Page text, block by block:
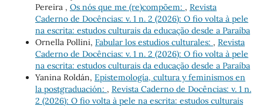
Pereira , Os nós que me (re)compõem: , Revista
Caderno de Docências: v. 1 n. 2 (2026): O fio volta à pele
na escrita: estudos culturais da educação desde a Paraíba
Ornella Pollini, Fabular los estudios culturales: , Revista
Caderno de Docências: v. 1 n. 2 (2026): O fio volta à pele
na escrita: estudos culturais da educação desde a Paraíba
Yanina Roldán, Epistemología, cultura y feminismos en
la postgraduación: , Revista Caderno de Docências: v. 1 n.
2 (2026): O fio volta à pele na escrita: estudos culturais